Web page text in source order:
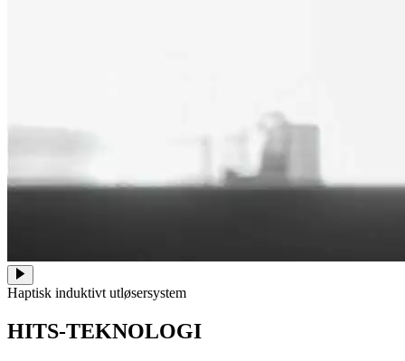
Haptisk induktivt utløsersystem
HITS-TEKNOLOGI